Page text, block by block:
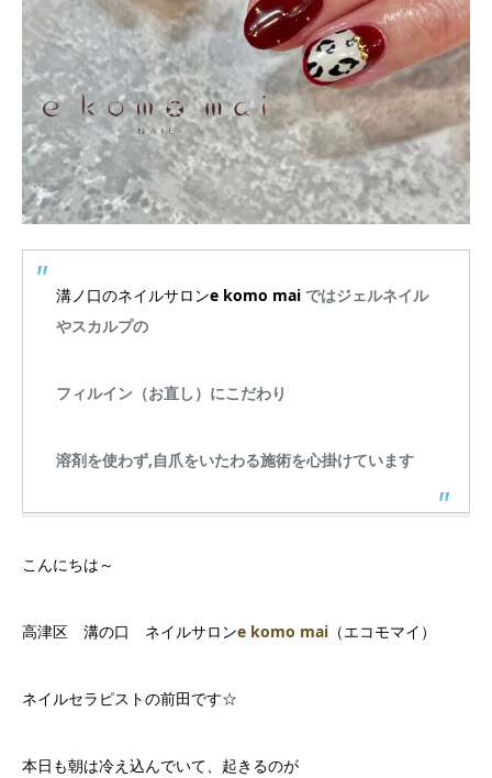
溝ノ口のネイルサロンe komo mai ではジェルネイル
やスカルプの
フィルイン（お直し）にこだわり
溶剤を使わず,自爪をいたわる施術を心掛けています
こんにちは～
高津区 溝の口 ネイルサロンe komo mai （エコモマイ）
ネイルセラピストの前田です☆
本日も朝は冷え込んでいて、起きるのが